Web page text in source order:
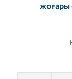
жоғары